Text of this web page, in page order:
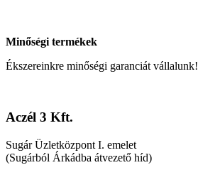
Minőségi termékek
Ékszereinkre minőségi garanciát vállalunk!
Aczél 3 Kft.
Sugár Üzletközpont I. emelet
(Sugárból Árkádba átvezető híd)